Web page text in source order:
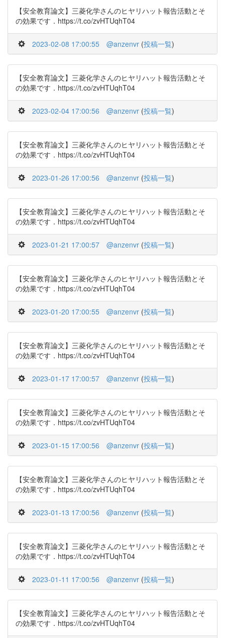
【安全教育論文】三菱化学さんのヒヤリハット報告活動とそ
の効果です．https://t.co/zvHTUqhT04
2023-02-08 17:00:55 @anzenvr (投稿一覧)
【安全教育論文】三菱化学さんのヒヤリハット報告活動とそ
の効果です．https://t.co/zvHTUqhT04
2023-02-04 17:00:56 @anzenvr (投稿一覧)
【安全教育論文】三菱化学さんのヒヤリハット報告活動とそ
の効果です．https://t.co/zvHTUqhT04
2023-01-26 17:00:56 @anzenvr (投稿一覧)
【安全教育論文】三菱化学さんのヒヤリハット報告活動とそ
の効果です．https://t.co/zvHTUqhT04
2023-01-21 17:00:57 @anzenvr (投稿一覧)
【安全教育論文】三菱化学さんのヒヤリハット報告活動とそ
の効果です．https://t.co/zvHTUqhT04
2023-01-20 17:00:55 @anzenvr (投稿一覧)
【安全教育論文】三菱化学さんのヒヤリハット報告活動とそ
の効果です．https://t.co/zvHTUqhT04
2023-01-17 17:00:57 @anzenvr (投稿一覧)
【安全教育論文】三菱化学さんのヒヤリハット報告活動とそ
の効果です．https://t.co/zvHTUqhT04
2023-01-15 17:00:56 @anzenvr (投稿一覧)
【安全教育論文】三菱化学さんのヒヤリハット報告活動とそ
の効果です．https://t.co/zvHTUqhT04
2023-01-13 17:00:56 @anzenvr (投稿一覧)
【安全教育論文】三菱化学さんのヒヤリハット報告活動とそ
の効果です．https://t.co/zvHTUqhT04
2023-01-11 17:00:56 @anzenvr (投稿一覧)
【安全教育論文】三菱化学さんのヒヤリハット報告活動とそ
の効果です．https://t.co/zvHTUqhT04